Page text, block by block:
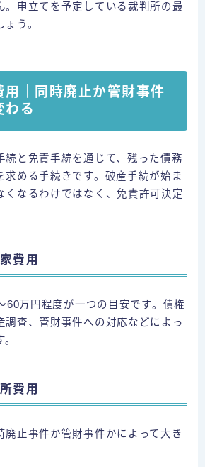
。申立てを予定している裁判所の最
う。
用｜同時廃止か管財事件
わる
続と免責手続を通じて、残った債務
求める手続きです。破産手続が始ま
くなるわけではなく、免責許可決定
費用
60万円程度が一つの目安です。債権
調査、管財事件への対応などによっ
費用
廃止事件か管財事件かによって大き